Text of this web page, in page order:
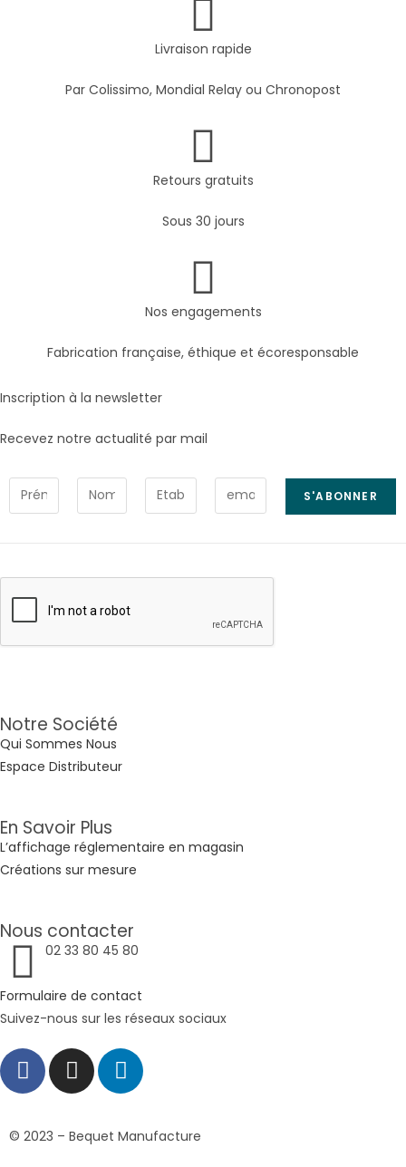
Livraison rapide
Par Colissimo, Mondial Relay ou Chronopost
Retours gratuits
Sous 30 jours
Nos engagements
Fabrication française, éthique et écoresponsable
Inscription à la newsletter
Recevez notre actualité par mail
Notre Société
Qui Sommes Nous
Espace Distributeur
En Savoir Plus
L’affichage réglementaire en magasin
Créations sur mesure
Nous contacter
02 33 80 45 80
Formulaire de contact
Suivez-nous sur les réseaux sociaux
© 2023 – Bequet Manufacture